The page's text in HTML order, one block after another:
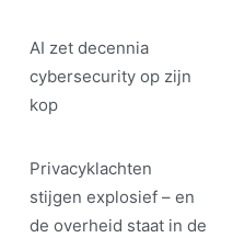
AI zet decennia
cybersecurity op zijn
kop
Privacyklachten
stijgen explosief – en
de overheid staat in de